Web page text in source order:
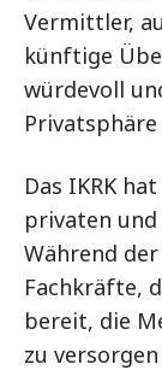
Vermittler,
künftige
würdevoll
Das IKRK
privaten
Während
Fachkräfte,
bereit, die
zu